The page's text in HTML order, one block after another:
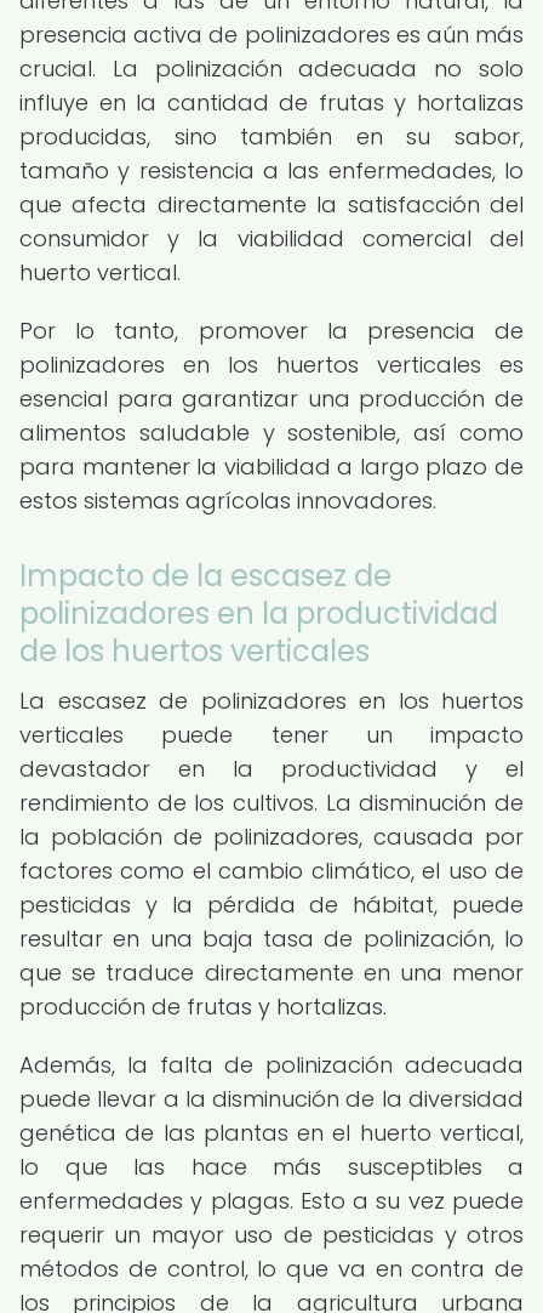
presencia activa de polinizadores es aún más
crucial. La polinización adecuada no solo
influye en la cantidad de frutas y hortalizas
producidas, sino también en su sabor,
tamaño y resistencia a las enfermedades, lo
que afecta directamente la satisfacción del
consumidor y la viabilidad comercial del
huerto vertical.
Por lo tanto, promover la presencia de
polinizadores en los huertos verticales es
esencial para garantizar una producción de
alimentos saludable y sostenible, así como
para mantener la viabilidad a largo plazo de
estos sistemas agrícolas innovadores.
Impacto de la escasez de
polinizadores en la productividad
de los huertos verticales
La escasez de polinizadores en los huertos
verticales puede tener un impacto
devastador en la productividad y el
rendimiento de los cultivos. La disminución de
la población de polinizadores, causada por
factores como el cambio climático, el uso de
pesticidas y la pérdida de hábitat, puede
resultar en una baja tasa de polinización, lo
que se traduce directamente en una menor
producción de frutas y hortalizas.
Además, la falta de polinización adecuada
puede llevar a la disminución de la diversidad
genética de las plantas en el huerto vertical,
lo que las hace más susceptibles a
enfermedades y plagas. Esto a su vez puede
requerir un mayor uso de pesticidas y otros
métodos de control, lo que va en contra de
los principios de la agricultura urbana